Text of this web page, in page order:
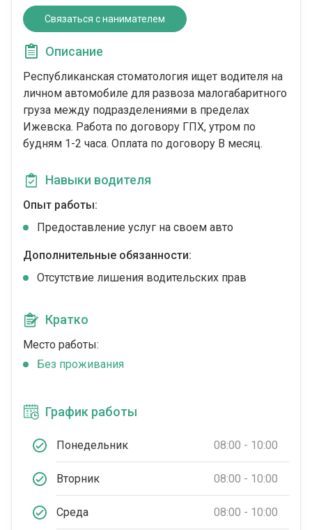
Связаться с нанимателем
Описание
Республиканская стоматология ищет водителя на
личном автомобиле для развоза малогабаритного
груза между подразделениями в пределах
Ижевска. Работа по договору ГПХ, утром по
будням 1-2 часа. Оплата по договору В месяц.
Навыки водителя
Опыт работы:
Предоставление услуг на своем авто
Дополнительные обязанности:
Отсутствие лишения водительских прав
Кратко
Место работы:
Без проживания
График работы
Понедельник 08:00 - 10:00
Вторник 08:00 - 10:00
Среда 08:00 - 10:00